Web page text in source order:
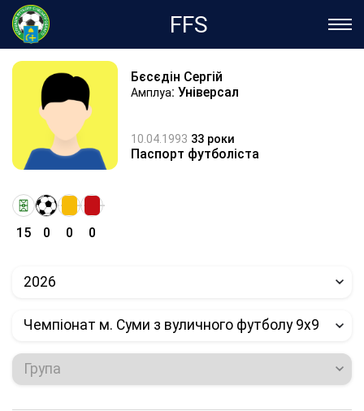
FFS
Бєсєдін Сергій
Амплуа: Універсал
10.04.1993 33 роки
Паспорт футболіста
15 0 0 0
2026
Чемпіонат м. Суми з вуличного футболу 9х9
Група